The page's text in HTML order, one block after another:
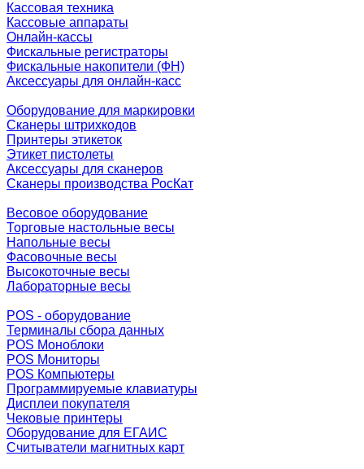
Кассовая техника
Кассовые аппараты
Онлайн-кассы
Фискальные регистраторы
Фискальные накопители (ФН)
Аксессуары для онлайн-касс
Оборудование для маркировки
Сканеры штрихкодов
Принтеры этикеток
Этикет пистолеты
Аксессуары для сканеров
Сканеры производства РосКат
Весовое оборудование
Торговые настольные весы
Напольные весы
Фасовочные весы
Высокоточные весы
Лабораторные весы
POS - оборудование
Терминалы сбора данных
POS Моноблоки
POS Мониторы
POS Компьютеры
Программируемые клавиатуры
Дисплеи покупателя
Чековые принтеры
Оборудование для ЕГАИС
Считыватели магнитных карт